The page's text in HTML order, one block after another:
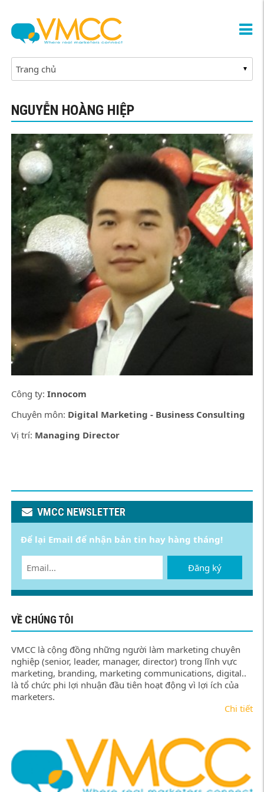
NGUYỄN HOÀNG HIỆP
Công ty: Innocom
Chuyên môn: Digital Marketing - Business Consulting
Vị trí: Managing Director
VMCC NEWSLETTER
Để lại Email để nhận bản tin hay hàng tháng!
Đăng ký
VỀ CHÚNG TÔI
VMCC là cộng đồng những người làm marketing chuyên
nghiệp (senior, leader, manager, director) trong lĩnh vực
marketing, branding, marketing communications, digital..
là tổ chức phi lợi nhuận đầu tiên hoạt động vì lợi ích của
marketers.
Chi tiết